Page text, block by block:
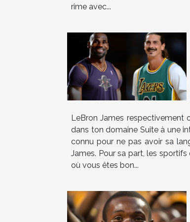
rime avec...
LeBron James respectivement
dans ton domaine Suite à une
connu pour ne pas avoir sa
James. Pour sa part, les
où vous êtes bon...